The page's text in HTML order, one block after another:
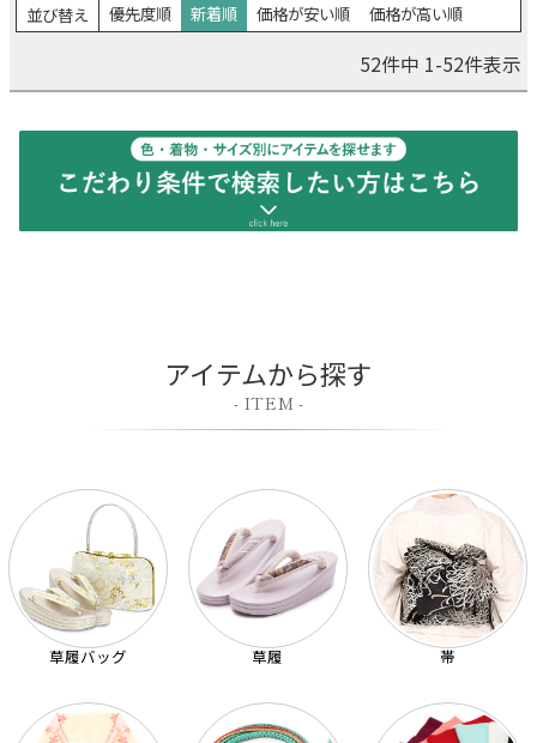
並び替え 優先度順 新着順 価格が安い順 価格が高い順
52件中 1-52件表示
価格
〜
検索
アイテムから探す
- ITEM -
草履バッグ 草履 帯